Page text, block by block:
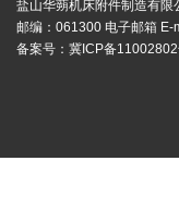
盐山华蒴机床附件制造有
邮编：061300 电子邮箱 E-
备案号： 冀ICP备